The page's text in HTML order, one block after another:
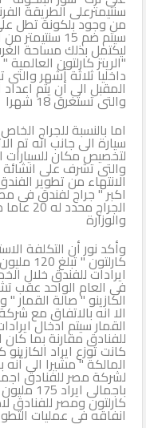
سنتيمترعلى الطريقة
من وجود بلكونة تطل
سيتم ضم 15
"الريتز كارلتون
داخليا ثلاثة أشهر
المقبل الى أن يتم
والتى تستغرق 18 شهرا
سيارة الى جانب انه تم
لتخصيص مكان للسيارات
والتى تشرف على انشائة
اكبر " جراج لفندق فى
الجراج
والوزارة
وأكد نور أن التكلفة
فى العام الواحد عقب
الكازينو " صالة
الا انه بالاتفاق مع
القمار سيتم ادخال
للفنادق مقارنة بما
المالكة " مشيرا الى
باجمالى
كارلتون ومصر للفنادق
انفاقه فى عمليات